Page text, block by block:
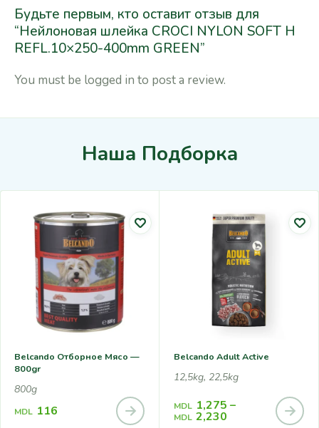
Будьте первым, кто оставит отзыв для
“Нейлоновая шлейка CROCI NYLON SOFT H
REFL.10×250-400mm GREEN”
You must be logged in to post a review.
Наша Подборка
Belcando Отборное Мясо —
800gr
800g
MDL 116
Belcando Adult Active
12,5kg, 22,5kg
MDL 1,275 –
MDL 2,230